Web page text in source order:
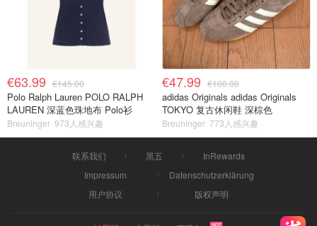
€63.99 €145.00
Polo Ralph Lauren POLO RALPH
LAUREN 深蓝色珠地布 Polo衫
Breuninger 973人感兴趣
€47.99 €100.00
adidas Originals adidas Originals
TOKYO 复古休闲鞋 深棕色
Breuninger 773人感兴趣
联系我们 黑五
InRewards
Impressum
Datenschutzerklärung
用户协议
版权声明